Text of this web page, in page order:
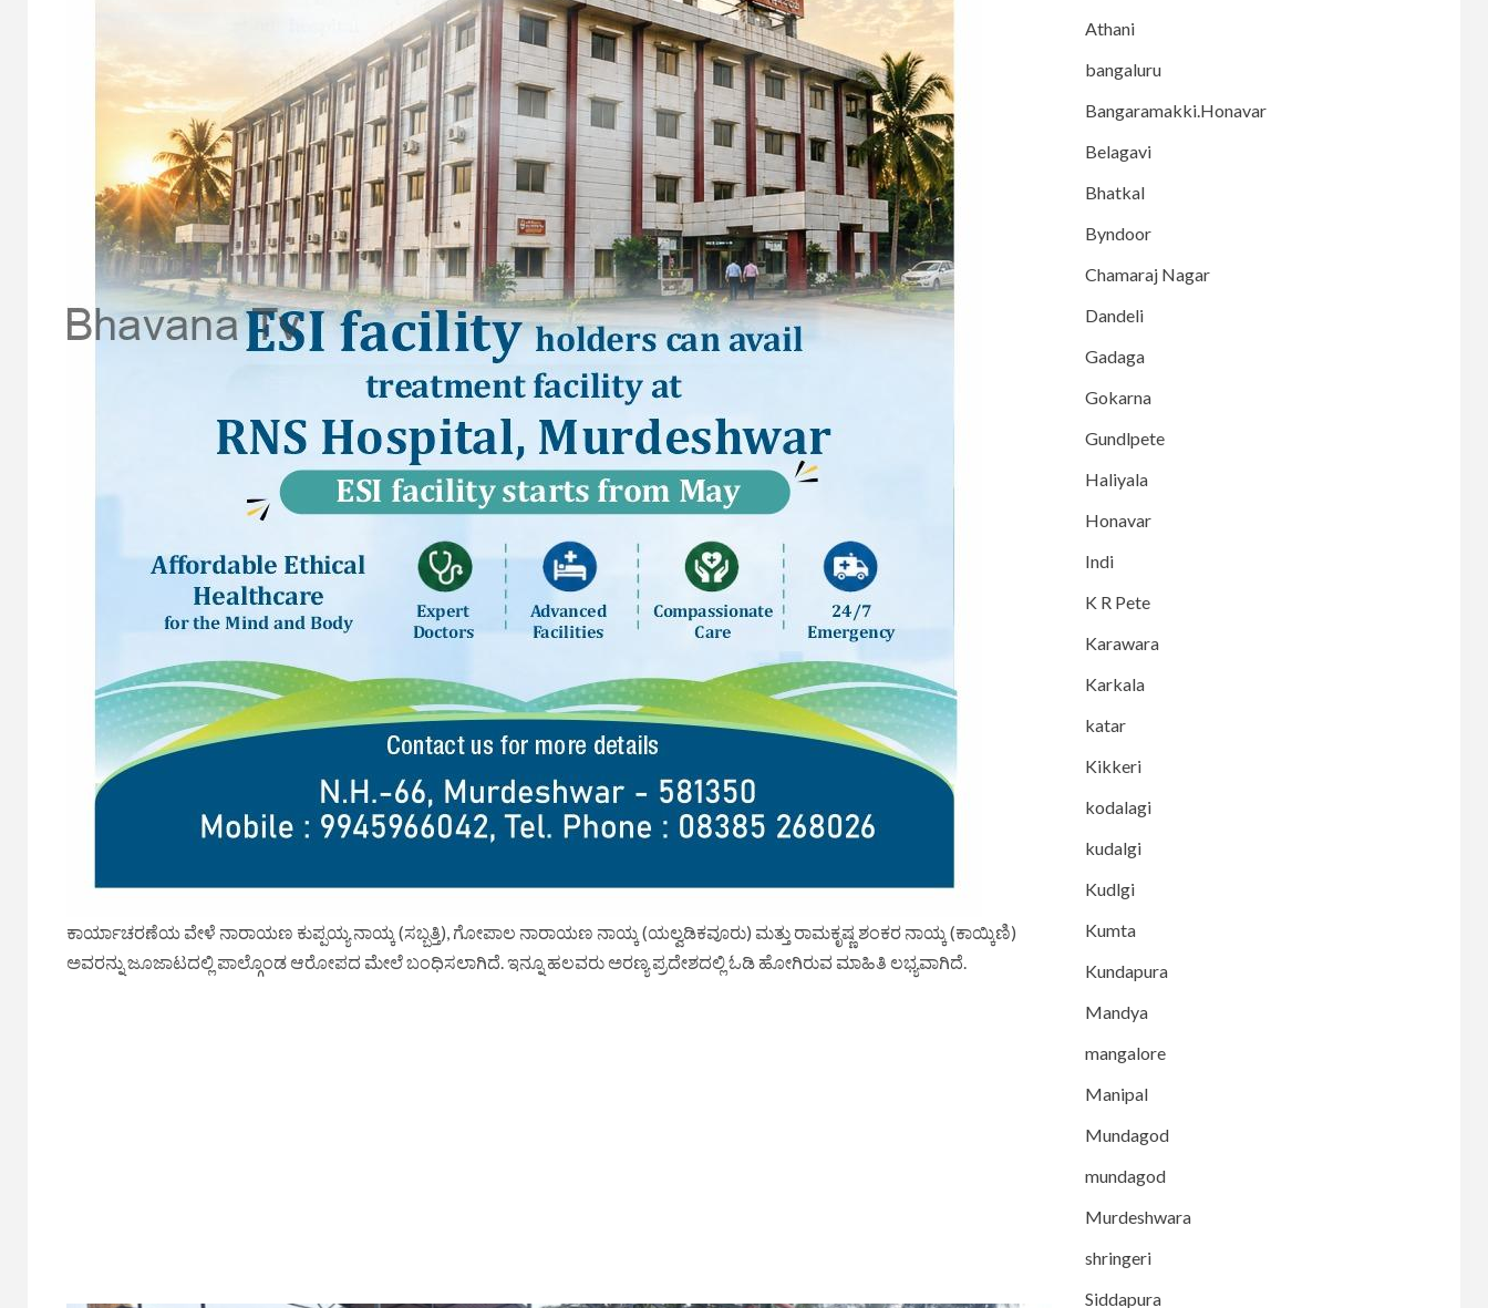
ಕಾರ್ಯಾಚರಣೆಯ ವೇಳೆ ನಾರಾಯಣ ಕುಪ್ಪಯ್ಯ ನಾಯ್ಕ (ಸಬ್ಬತ್ತಿ), ಗೋಪಾಲ ನಾರಾಯಣ ನಾಯ್ಕ (ಯಲ್ವಡಿಕವೂರು) ಮತ್ತು ರಾಮಕೃಷ್ಣ ಶಂಕರ ನಾಯ್ಕ (ಕಾಯ್ಕಿಣಿ)
ಅವರನ್ನು ಜೂಜಾಟದಲ್ಲಿ ಪಾಲ್ಗೊಂಡ ಆರೋಪದ ಮೇಲೆ ಬಂಧಿಸಲಾಗಿದೆ. ಇನ್ನೂ ಹಲವರು ಅರಣ್ಯ ಪ್ರದೇಶದಲ್ಲಿ ಓಡಿ ಹೋಗಿರುವ ಮಾಹಿತಿ ಲಭ್ಯವಾಗಿದೆ.
Athani
bangaluru
Bangaramakki.Honavar
Belagavi
Bhatkal
Byndoor
Chamaraj Nagar
Dandeli
Gadaga
Gokarna
Gundlpete
Haliyala
Honavar
Indi
K R Pete
Karawara
Karkala
katar
Kikkeri
kodalagi
kudalgi
Kudlgi
Kumta
Kundapura
Mandya
mangalore
Manipal
Mundagod
mundagod
Murdeshwara
shringeri
Siddapura